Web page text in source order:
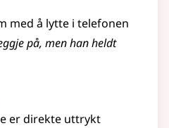
med å lytte i telefonen
på, men han heldt
er direkte uttrykt